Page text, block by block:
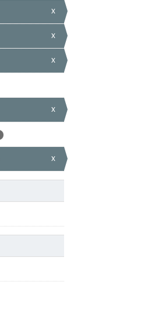
x
x
x
x
x